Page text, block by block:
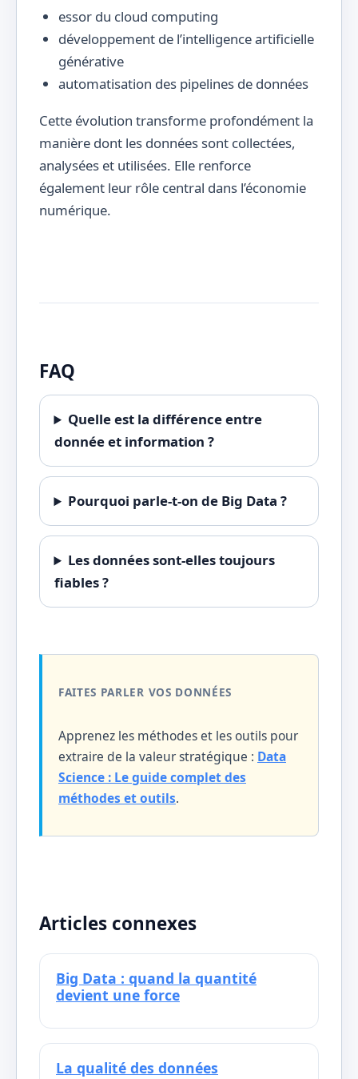
essor du cloud computing
développement de l’intelligence artificielle
générative
automatisation des pipelines de données
Cette évolution transforme profondément la
manière dont les données sont collectées,
analysées et utilisées. Elle renforce
également leur rôle central dans l’économie
numérique.
FAQ
Quelle est la différence entre
donnée et information ?
Pourquoi parle-t-on de Big Data ?
Les données sont-elles toujours
fiables ?
FAITES PARLER VOS DONNÉES
Apprenez les méthodes et les outils pour
extraire de la valeur stratégique : Data
Science : Le guide complet des
méthodes et outils.
Articles connexes
Big Data : quand la quantité
devient une force
La qualité des données